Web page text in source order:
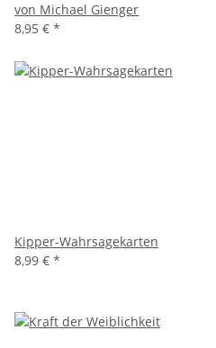
von Michael Gienger
8,95 € *
Kipper-Wahrsagekarten
8,99 € *